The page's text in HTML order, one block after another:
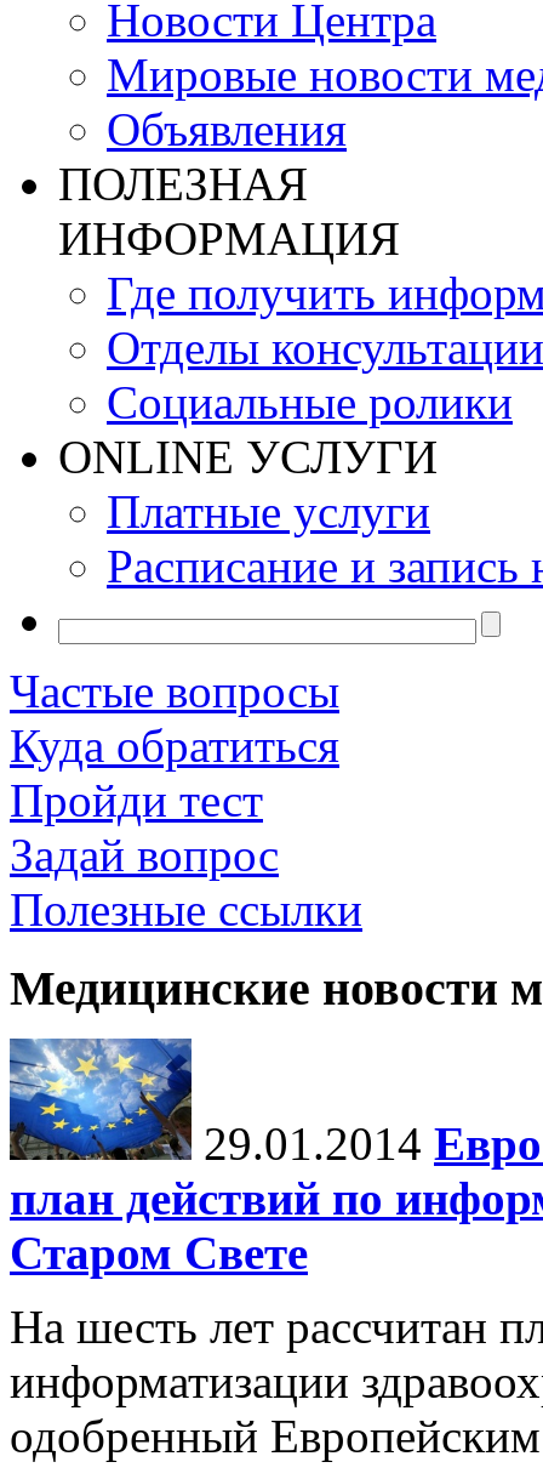
Новости Центра
Мировые новости
Объявления
ПОЛЕЗНАЯ
ИНФОРМАЦИЯ
Где получить
Отделы консультации
Социальные ролики
ONLINE УСЛУГИ
Платные услуги
Расписание и запись
Частые вопросы
Куда обратиться
Пройди тест
Задай вопрос
Полезные ссылки
Медицинские новости
29.01.2014
план действий по
Старом Свете
На шесть лет рассчитан
информатизации
одобренный